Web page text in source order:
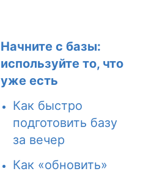
Начните с базы:
используйте то, что
уже есть
Как быстро
подготовить базу
за вечер
Как «обновить»